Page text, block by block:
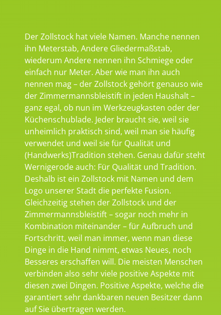
Der Zollstock hat viele Namen. Manche nennen
ihn Meterstab, Andere Gliedermaßstab,
wiederum Andere nennen ihn Schmiege oder
einfach nur Meter. Aber wie man ihn auch
nennen mag – der Zollstock gehört genauso wie
der Zimmermannsbleistift in jeden Haushalt –
ganz egal, ob nun im Werkzeugkasten oder der
Küchenschublade. Jeder braucht sie, weil sie
unheimlich praktisch sind, weil man sie häufig
verwendet und weil sie für Qualität und
(Handwerks)Tradition stehen. Genau dafür steht
Wernigerode auch: Für Qualität und Tradition.
Deshalb ist ein Zollstock mit Namen und dem
Logo unserer Stadt die perfekte Fusion.
Gleichzeitig stehen der Zollstock und der
Zimmermannsbleistift – sogar noch mehr in
Kombination miteinander – für Aufbruch und
Fortschritt, weil man immer, wenn man diese
Dinge in die Hand nimmt, etwas Neues, noch
Besseres erschaffen will. Die meisten Menschen
verbinden also sehr viele positive Aspekte mit
diesen zwei Dingen. Positive Aspekte, welche die
garantiert sehr dankbaren neuen Besitzer dann
auf Sie übertragen werden.